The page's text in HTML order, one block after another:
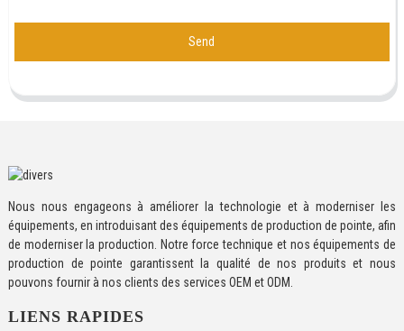
Send
Nous nous engageons à améliorer la technologie et à moderniser les
équipements, en introduisant des équipements de production de pointe, afin
de moderniser la production. Notre force technique et nos équipements de
production de pointe garantissent la qualité de nos produits et nous
pouvons fournir à nos clients des services OEM et ODM.
LIENS RAPIDES